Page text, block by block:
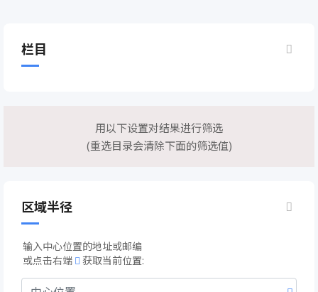
栏目
用以下设置对结果进行筛选
(重选目录会清除下面的筛选值)
区域半径
输入中心位置的地址或邮编
或点击右端
获取当前位置: